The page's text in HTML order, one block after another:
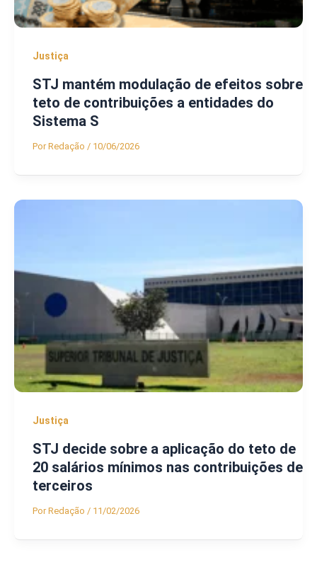
Justiça
STJ mantém modulação de efeitos sobre
teto de contribuições a entidades do
Sistema S
PorRedação / 10/06/2026
Justiça
STJ decide sobre a aplicação do teto de
20 salários mínimos nas contribuições de
terceiros
PorRedação / 11/02/2026